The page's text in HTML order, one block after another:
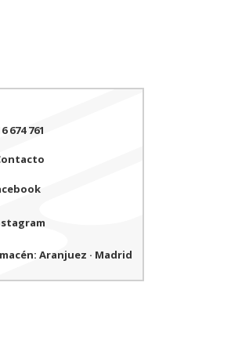
674 761
Aranjuez · Madrid